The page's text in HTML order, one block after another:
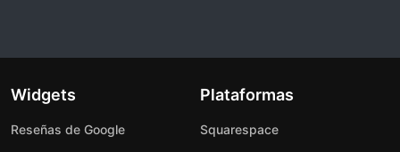
Widgets
Reseñas de Google
Plataformas
Squarespace